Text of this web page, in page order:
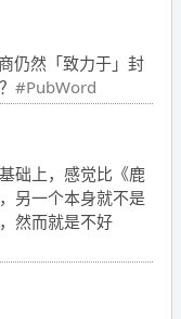
仍然「致力于」封
#PubWord
础上，感觉比《鹿
另一个本身就不是
然而就是不好